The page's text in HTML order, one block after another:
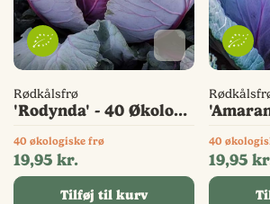
Tilføj til
Tilføjet til
Gemmer...
Rødkålsfrø
'Rodynda' - 40 Økologiske frø
40 økologiske frø
Normal
pris
19,95 kr.
Tilføj til kurv
40
Normal
pris
19,95